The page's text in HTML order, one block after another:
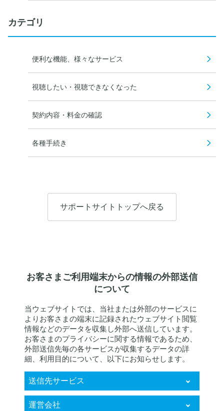
カテゴリ
便利な機能、様々なサービス
視聴したい・視聴できなくなった
契約内容・料金の確認
各種手続き
サポートサイトトップへ戻る
お客さまご利用端末からの情報の外部送信
について
当ウェブサイトでは、当社または外部のサービスに
よりお客さまの端末に記録されたウェブサイト閲覧
情報などのデータを収集し外部へ送信しています。
お客さまのプライバシーに関する情報であるため、
外部送信先毎の各サービスが収集するデータの詳
細、利用目的について、以下にお知らせします。
送信先サービス
KARTE RightSupport
運営会社